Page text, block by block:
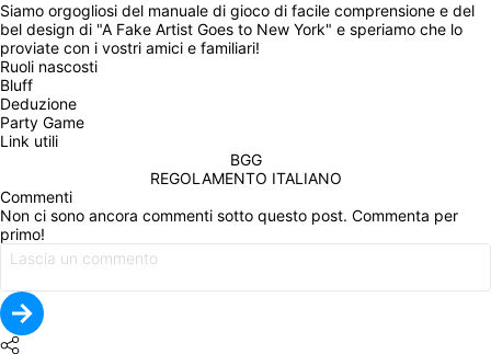
Siamo orgogliosi del manuale di gioco di facile comprensione e del
bel design di "A Fake Artist Goes to New York" e speriamo che lo
proviate con i vostri amici e familiari!
Ruoli nascosti
Bluff
Deduzione
Party Game
Link utili
BGG
REGOLAMENTO ITALIANO
Commenti
Non ci sono ancora commenti sotto questo post. Commenta per
primo!